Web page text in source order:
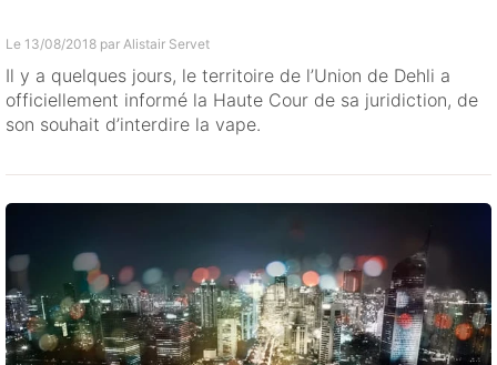
Le 13/08/2018 par Alistair Servet
Il y a quelques jours, le territoire de l’Union de Dehli a
officiellement informé la Haute Cour de sa juridiction, de
son souhait d’interdire la vape.